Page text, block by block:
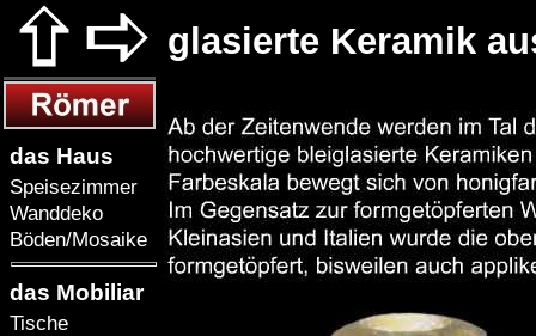
das Haus
Speisezimmer
Wanddeko
Böden/Mosaike
das Mobiliar
Tische
glasierte Keramik